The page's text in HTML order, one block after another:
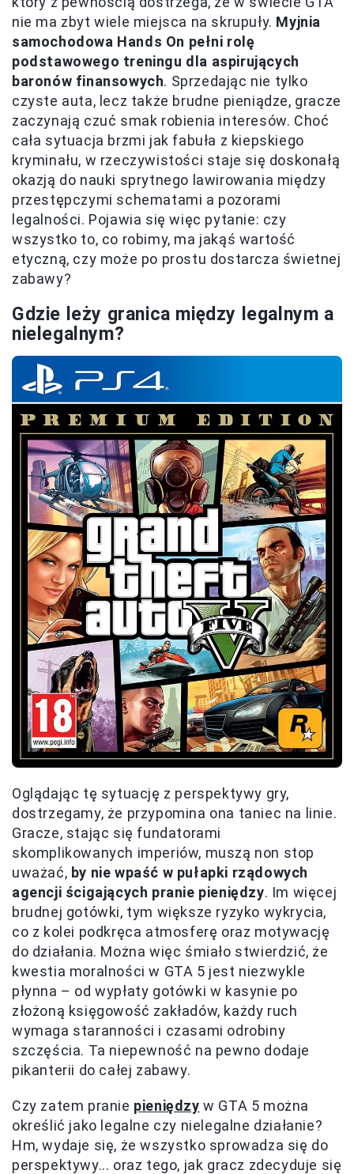
nie ma zbyt wiele miejsca na skrupuły. Myjnia
samochodowa Hands On pełni rolę
podstawowego treningu dla aspirujących
baronów finansowych. Sprzedając nie tylko
czyste auta, lecz także brudne pieniądze, gracze
zaczynają czuć smak robienia interesów. Choć
cała sytuacja brzmi jak fabuła z kiepskiego
kryminału, w rzeczywistości staje się doskonałą
okazją do nauki sprytnego lawirowania między
przestępczymi schematami a pozorami
legalności. Pojawia się więc pytanie: czy
wszystko to, co robimy, ma jakąś wartość
etyczną, czy może po prostu dostarcza świetnej
zabawy?
Gdzie leży granica między legalnym a
nielegalnym?
Oglądając tę sytuację z perspektywy gry,
dostrzegamy, że przypomina ona taniec na linie.
Gracze, stając się fundatorami
skomplikowanych imperiów, muszą non stop
uważać, by nie wpaść w pułapki rządowych
agencji ścigających pranie pieniędzy. Im więcej
brudnej gotówki, tym większe ryzyko wykrycia,
co z kolei podkręca atmosferę oraz motywację
do działania. Można więc śmiało stwierdzić, że
kwestia moralności w GTA 5 jest niezwykle
płynna – od wypłaty gotówki w kasynie po
złożoną księgowość zakładów, każdy ruch
wymaga staranności i czasami odrobiny
szczęścia. Ta niepewność na pewno dodaje
pikanterii do całej zabawy.
Czy zatem pranie pieniędzy w GTA 5 można
określić jako legalne czy nielegalne działanie?
Hm, wydaje się, że wszystko sprowadza się do
perspektywy... oraz tego, jak gracz zdecyduje się